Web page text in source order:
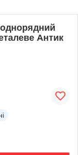
Антик